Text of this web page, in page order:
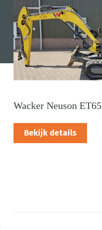
Wacker Neuson ET65
Bekijk details